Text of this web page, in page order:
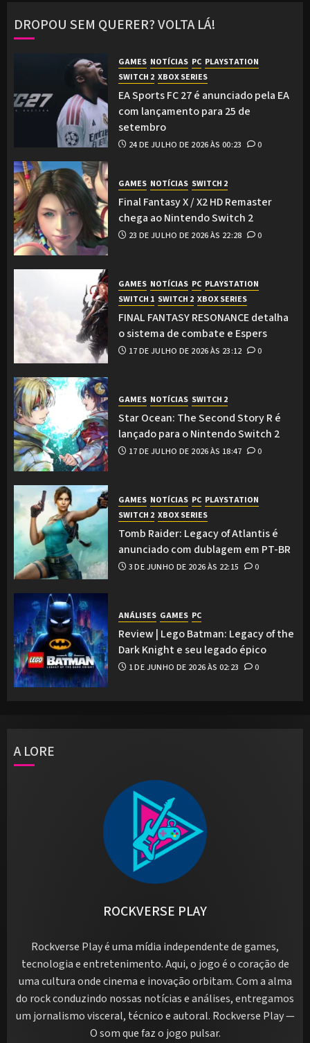
DROPOU SEM QUERER? VOLTA LÁ!
GAMES NOTÍCIAS PC PLAYSTATION
SWITCH 2 XBOX SERIES
EA Sports FC 27 é anunciado pela EA
com lançamento para 25 de
setembro
24 DE JULHO DE 2026 ÀS 00:23 0
GAMES NOTÍCIAS SWITCH 2
Final Fantasy X / X2 HD Remaster
chega ao Nintendo Switch 2
23 DE JULHO DE 2026 ÀS 22:28 0
GAMES NOTÍCIAS PC PLAYSTATION
SWITCH 1 SWITCH 2 XBOX SERIES
FINAL FANTASY RESONANCE detalha
o sistema de combate e Espers
17 DE JULHO DE 2026 ÀS 23:12 0
GAMES NOTÍCIAS SWITCH 2
Star Ocean: The Second Story R é
lançado para o Nintendo Switch 2
17 DE JULHO DE 2026 ÀS 18:47 0
GAMES NOTÍCIAS PC PLAYSTATION
SWITCH 2 XBOX SERIES
Tomb Raider: Legacy of Atlantis é
anunciado com dublagem em PT-BR
3 DE JUNHO DE 2026 ÀS 22:15 0
ANÁLISES GAMES PC
Review | Lego Batman: Legacy of the
Dark Knight e seu legado épico
1 DE JUNHO DE 2026 ÀS 02:23 0
A LORE
ROCKVERSE PLAY
Rockverse Play é uma mídia independente de games,
tecnologia e entretenimento. Aqui, o jogo é o coração de
uma cultura onde cinema e inovação orbitam. Com a alma
do rock conduzindo nossas notícias e análises, entregamos
um jornalismo visceral, técnico e autoral. Rockverse Play —
O som que faz o jogo pulsar.